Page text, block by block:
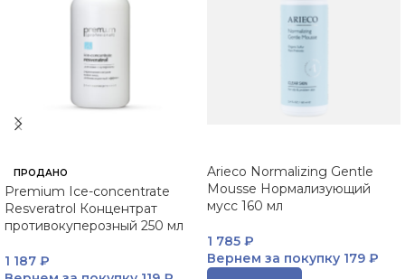
ПРОДАНО
Premium Ice-concentrate
Resveratrol Концентрат
противокуперозный 250 мл
1 187 ₽
Arieco Normalizing Gentle
Mousse Нормализующий
мусс 160 мл
1 785 ₽
Вернем за покупку 179 ₽